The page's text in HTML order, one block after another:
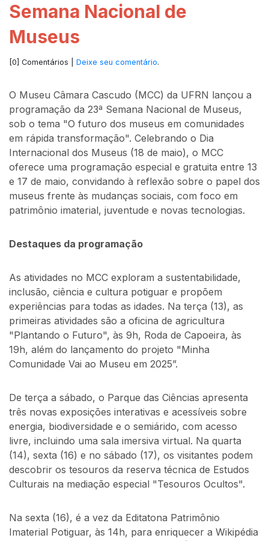
Semana Nacional de
Museus
[0] Comentários | Deixe seu comentário.
O Museu Câmara Cascudo (MCC) da UFRN lançou a
programação da 23ª Semana Nacional de Museus,
sob o tema "O futuro dos museus em comunidades
em rápida transformação". Celebrando o Dia
Internacional dos Museus (18 de maio), o MCC
oferece uma programação especial e gratuita entre 13
e 17 de maio, convidando à reflexão sobre o papel dos
museus frente às mudanças sociais, com foco em
patrimônio imaterial, juventude e novas tecnologias.
Destaques da programação
As atividades no MCC exploram a sustentabilidade,
inclusão, ciência e cultura potiguar e propõem
experiências para todas as idades. Na terça (13), as
primeiras atividades são a oficina de agricultura
"Plantando o Futuro", às 9h, Roda de Capoeira, às
19h, além do lançamento do projeto "Minha
Comunidade Vai ao Museu em 2025”.
De terça a sábado, o Parque das Ciências apresenta
três novas exposições interativas e acessíveis sobre
energia, biodiversidade e o semiárido, com acesso
livre, incluindo uma sala imersiva virtual. Na quarta
(14), sexta (16) e no sábado (17), os visitantes podem
descobrir os tesouros da reserva técnica de Estudos
Culturais na mediação especial "Tesouros Ocultos".
Na sexta (16), é a vez da Editatona Patrimônio
Imaterial Potiguar, às 14h, para enriquecer a Wikipédia